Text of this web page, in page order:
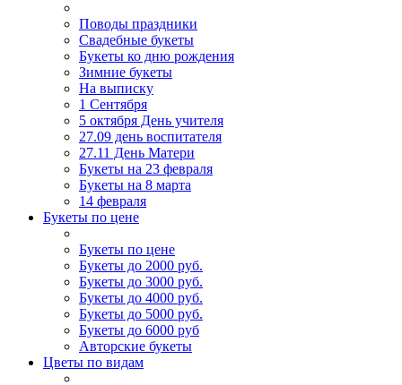
Поводы праздники
Свадебные букеты
Букеты ко дню рождения
Зимние букеты
На выписку
1 Сентября
5 октября День учителя
27.09 день воспитателя
27.11 День Матери
Букеты на 23 февраля
Букеты на 8 марта
14 февраля
Букеты по цене
Букеты по цене
Букеты до 2000 руб.
Букеты до 3000 руб.
Букеты до 4000 руб.
Букеты до 5000 руб.
Букеты до 6000 руб
Авторские букеты
Цветы по видам